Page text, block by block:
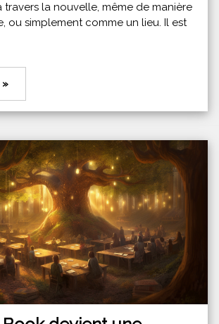
travers la nouvelle, même de manière
ou simplement comme un lieu. Il est
»